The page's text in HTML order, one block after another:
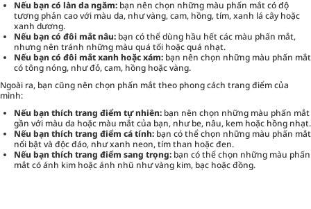
Nếu bạn có làn da ngăm: bạn nên chọn những màu phấn mắt có độ
tương phản cao với màu da, như vàng, cam, hồng, tím, xanh lá cây hoặc
xanh dương.
Nếu bạn có đôi mắt nâu: bạn có thể dùng hầu hết các màu phấn mắt,
nhưng nên tránh những màu quá tối hoặc quá nhạt.
Nếu bạn có đôi mắt xanh hoặc xám: bạn nên chọn những màu phấn mắt
có tông nóng, như đỏ, cam, hồng hoặc vàng.
Ngoài ra, bạn cũng nên chọn phấn mắt theo phong cách trang điểm của
mình:
Nếu bạn thích trang điểm tự nhiên: bạn nên chọn những màu phấn mắt
gần với màu da hoặc màu mắt của bạn, như be, nâu, kem hoặc hồng nhạt.
Nếu bạn thích trang điểm cá tính: bạn có thể chọn những màu phấn mắt
nổi bật và độc đáo, như xanh neon, tím than hoặc đen.
Nếu bạn thích trang điểm sang trọng: bạn có thể chọn những màu phấn
mắt có ánh kim hoặc ánh nhũ như vàng kim, bạc hoặc đồng.